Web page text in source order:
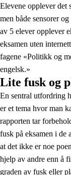
Elevene opplever det
men både sensorer
av 5 elever opplever
eksamen uten
fagene «Politikk og
engelsk.»
Lite fusk og
En sentral utfordring
er et tema hvor man
rapporten tar
fusk på eksamen i de
at det ikke er noe
hjelp av andre enn å
graden av fusk eller